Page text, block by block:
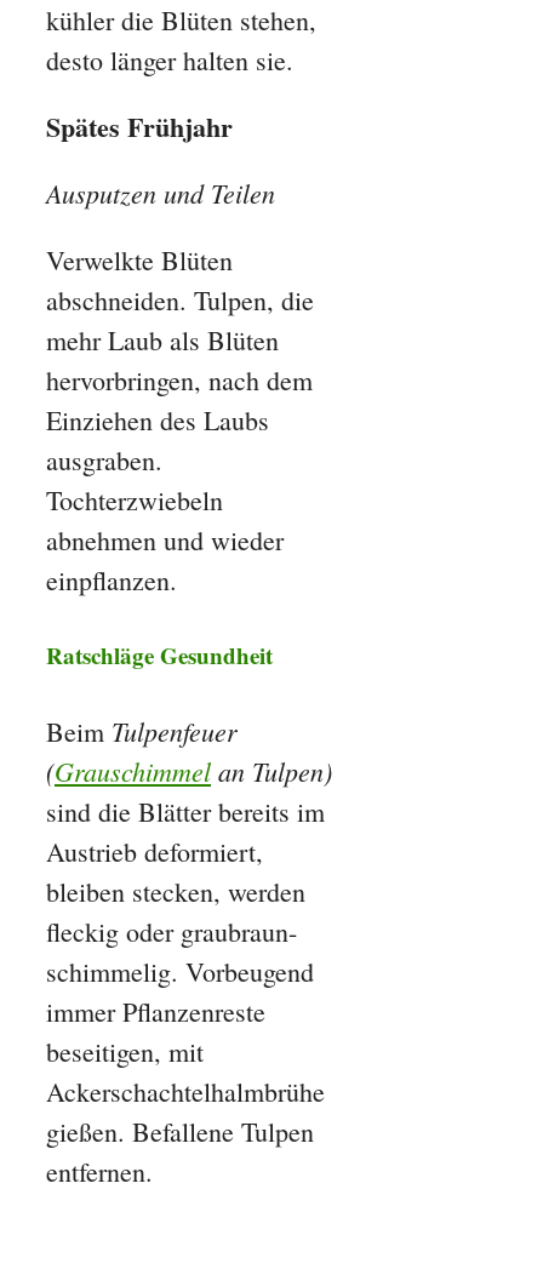
kühler die Blüten stehen,
desto länger halten sie.
Spätes Frühjahr
Ausputzen und Teilen
Verwelkte Blüten
abschneiden. Tulpen, die
mehr Laub als Blüten
hervorbringen, nach dem
Einziehen des Laubs
ausgraben.
Tochterzwiebeln
abnehmen und wieder
einpflanzen.
Ratschläge Gesundheit
Beim Tulpenfeuer
(Grauschimmel an Tulpen)
sind die Blätter bereits im
Austrieb deformiert,
bleiben stecken, werden
fleckig oder graubraun-
schimmelig. Vorbeugend
immer Pflanzenreste
beseitigen, mit
Ackerschachtelhalmbrühe
gießen. Befallene Tulpen
entfernen.